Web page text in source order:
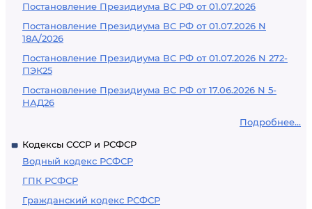
Постановление Президиума ВС РФ от 01.07.2026
Постановление Президиума ВС РФ от 01.07.2026 N
18А/2026
Постановление Президиума ВС РФ от 01.07.2026 N 272-
ПЭК25
Постановление Президиума ВС РФ от 17.06.2026 N 5-
НАД26
Подробнее...
Кодексы СССР и РСФСР
Водный кодекс РСФСР
ГПК РСФСР
Гражданский кодекс РСФСР